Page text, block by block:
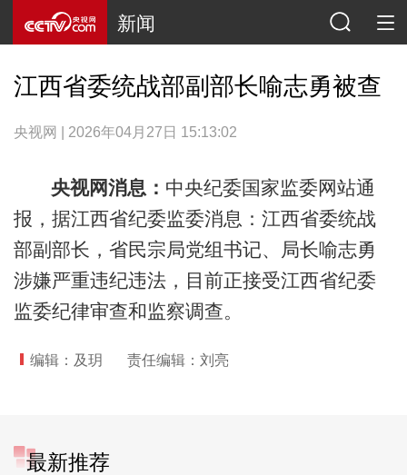
新闻
江西省委统战部副部长喻志勇被查
央视网 | 2026年04月27日 15:13:02
央视网消息： 中央纪委国家监委网站通
报，据江西省纪委监委消息：江西省委统战
部副部长，省民宗局党组书记、局长喻志勇
涉嫌严重违纪违法，目前正接受江西省纪委
监委纪律审查和监察调查。
编辑：及玥 责任编辑：刘亮
最新推荐